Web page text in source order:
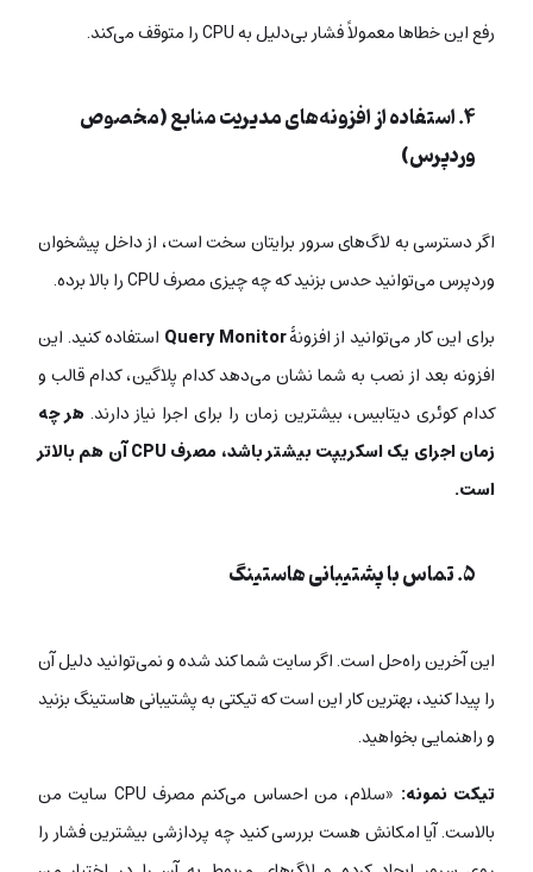
رفع این خطاها معمولاً فشار بی‌دلیل به CPU را متوقف می‌کند.
۴. استفاده از افزونه‌های مدیریت منابع (مخصوص
وردپرس)
اگر دسترسی به لاگ‌های سرور برایتان سخت است، از داخل پیشخوان
وردپرس می‌توانید حدس بزنید که چه چیزی مصرف CPU را بالا برده.
برای این کار می‌توانید از افزونۀQuery Monitor استفاده کنید. این
افزونه بعد از نصب به شما نشان می‌دهد کدام پلاگین، کدام قالب و
کدام کوئری دیتابیس، بیشترین زمان را برای اجرا نیاز دارند. هر چه
زمان اجرای یک اسکریپت بیشتر باشد، مصرف CPU آن هم بالاتر
است.
۵. تماس با پشتیبانی هاستینگ
این آخرین راه‌حل است. اگر سایت شما کند شده و نمی‌توانید دلیل آن
را پیدا کنید، بهترین کار این است که تیکتی به پشتیبانی هاستینگ بزنید
و راهنمایی بخواهید.
تیکت نمونه:
«سلام، من احساس می‌کنم مصرف CPU سایت من
بالاست. آیا امکانش هست بررسی کنید چه پردازشی بیشترین فشار را